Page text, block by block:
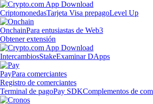
CriptomonedasTarjeta Visa prepagoLevel Up
OnchainPara entusiastas de Web3
Obtener extensión
IntercambiosStakeExaminar DApps
PayPara comerciantes
Registro de comerciantes
Terminal de pagoPay SDKComplementos de